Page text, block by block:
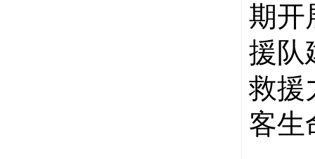
期开
援队
救援
客生